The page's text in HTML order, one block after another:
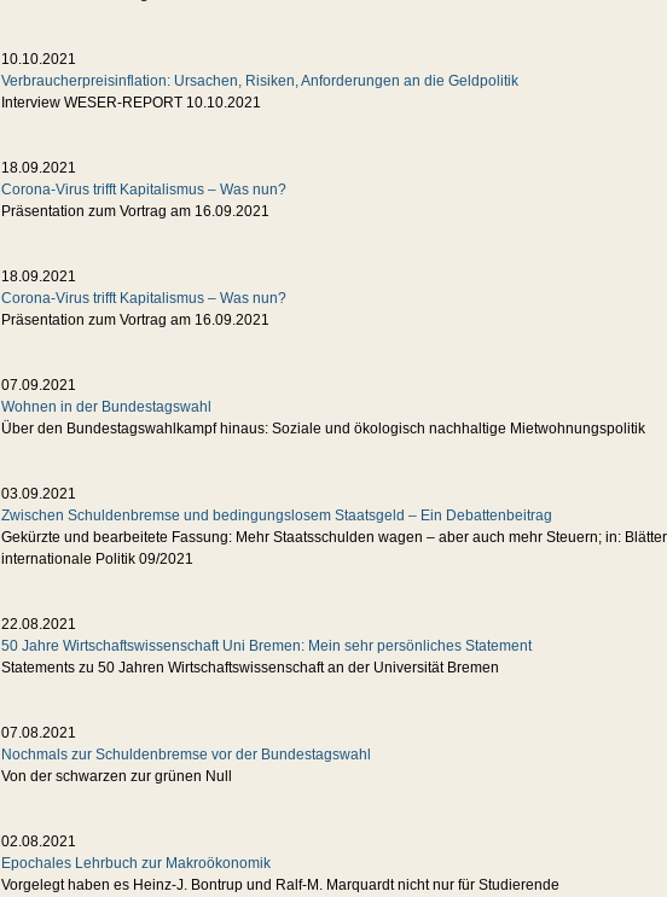
10.10.2021
Verbraucherpreisinflation: Ursachen, Risiken, Anforderungen an die Geldpolitik
Interview WESER-REPORT 10.10.2021
18.09.2021
Corona-Virus trifft Kapitalismus – Was nun?
Präsentation zum Vortrag am 16.09.2021
18.09.2021
Corona-Virus trifft Kapitalismus – Was nun?
Präsentation zum Vortrag am 16.09.2021
07.09.2021
Wohnen in der Bundestagswahl
Über den Bundestagswahlkampf hinaus: Soziale und ökologisch nachhaltige Mietwohnungspolitik
03.09.2021
Zwischen Schuldenbremse und bedingungslosem Staatsgeld – Ein Debattenbeitrag
Gekürzte und bearbeitete Fassung: Mehr Staatsschulden wagen – aber auch mehr Steuern; in:
internationale Politik 09/2021
22.08.2021
50 Jahre Wirtschaftswissenschaft Uni Bremen: Mein sehr persönliches Statement
Statements zu 50 Jahren Wirtschaftswissenschaft an der Universität Bremen
07.08.2021
Nochmals zur Schuldenbremse vor der Bundestagswahl
Von der schwarzen zur grünen Null
02.08.2021
Epochales Lehrbuch zur Makroökonomik
Vorgelegt haben es Heinz-J. Bontrup und Ralf-M. Marquardt nicht nur für Studierende